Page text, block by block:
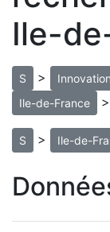
Ile-
S >
Ile-de-France >
S > Ile-de-